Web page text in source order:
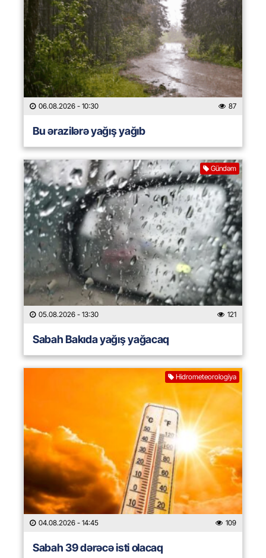
06.08.2026 - 10:30 87
Bu ərazilərə yağış yağıb
Gündəm
05.08.2026 - 13:30 121
Sabah Bakıda yağış yağacaq
Hidrometeorologiya
04.08.2026 - 14:45 109
Sabah 39 dərəcə isti olacaq